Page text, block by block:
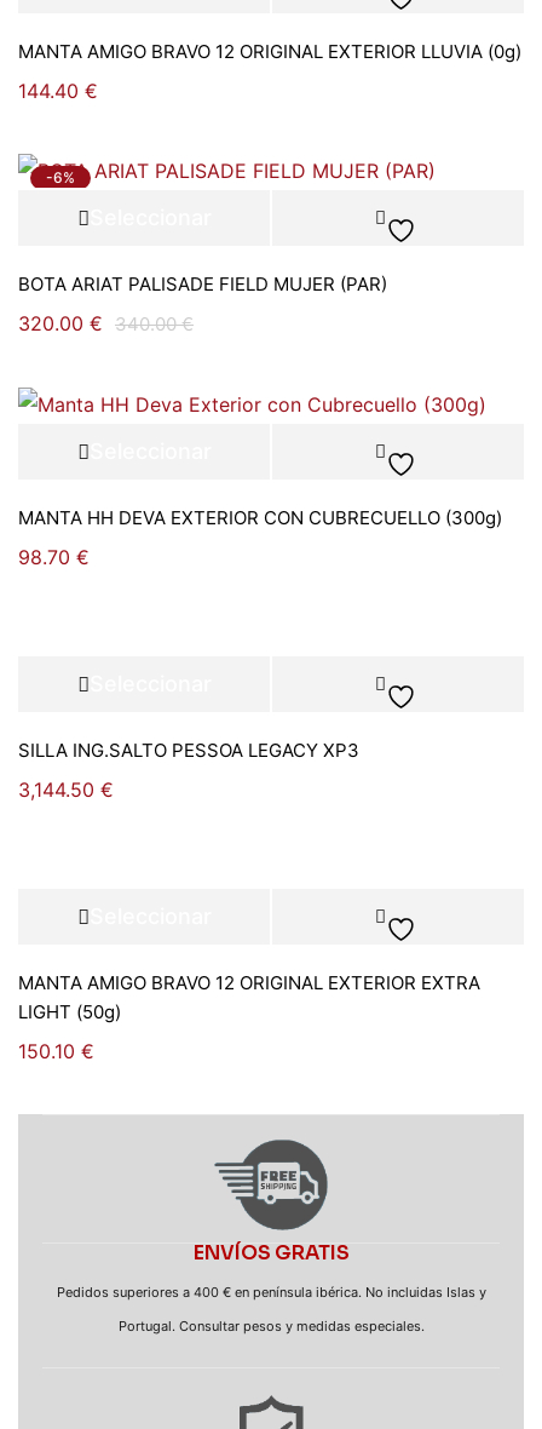
MANTA AMIGO BRAVO 12 ORIGINAL EXTERIOR LLUVIA (0g)
144.40 €
opciones
-6%
BOTA ARIAT PALISADE FIELD MUJER (PAR)
340.00€
320.00 €
opciones
MANTA HH DEVA EXTERIOR CON CUBRECUELLO (300g)
98.70 €
opciones
SILLA ING.SALTO PESSOA LEGACY XP3
3,144.50 €
opciones
MANTA AMIGO BRAVO 12 ORIGINAL EXTERIOR EXTRA
LIGHT (50g)
150.10 €
opciones
ENVÍOS GRATIS
Pedidos superiores a 400 € en península ibérica. No incluidas Islas y
Portugal. Consultar pesos y medidas especiales.